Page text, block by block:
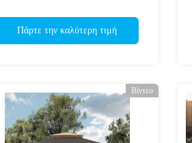
Πάρτε την καλύτερη τιμή
Βίντεο